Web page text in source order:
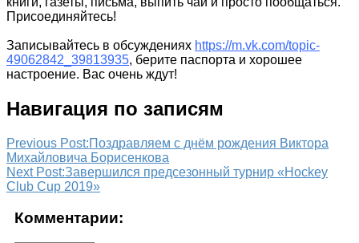
Присоединяйтесь!
Записывайтесь в обсуждениях https://m.vk.com/topic-
49062842_39813935, берите паспорта и хорошее
настроение. Вас очень ждут!
Навигация по записям
Previous Post:Поздравляем с днём рождения Виктора
Михайловича Борисенкова
Next Post:Завершился предсезонный турнир «Hockey
Club Cup 2019»
Комментарии: